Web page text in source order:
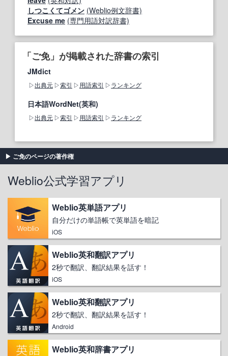
しつこくてゴメン (Weblio例文辞書)
Excuse me (専門用語対訳辞書)
「ご免」が掲載された辞書の索引
JMdict
出典元 索引 用語索引 ランキング
日本語WordNet(英和)
出典元 索引 用語索引 ランキング
ご免のページの著作権
Weblio公式学習アプリ
Weblio英単語アプリ
自分だけの単語帳で英単語を暗記
iOS
Weblio英和翻訳アプリ
2秒で翻訳、翻訳結果を話す！
iOS
Weblio英和翻訳アプリ
2秒で翻訳、翻訳結果を話す！
Android
Weblio英和辞書アプリ